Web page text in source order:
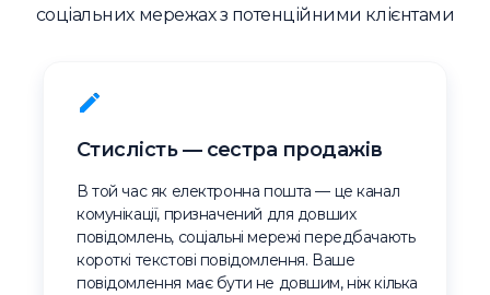
соціальних мережах з потенційними клієнтами
Стислість — сестра продажів
В той час як електронна пошта — це канал
комунікації, призначений для довших
повідомлень, соціальні мережі передбачають
короткі текстові повідомлення. Ваше
повідомлення має бути не довшим, ніж кілька